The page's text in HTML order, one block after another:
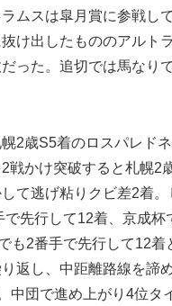
ムスは皐月賞に参戦し
け出したもののアルト
った。追切では馬なり
2歳S5着のロスパレドネ
戦かけ突破すると札幌2
て逃げ粘りクビ差2着
で先行して12着、京成杯
も2番手で先行して12着
返し、中距離路線を諦
中団で進め上がり4位タ